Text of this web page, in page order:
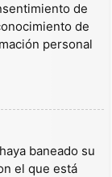
de
de
personal
baneado su
el que está